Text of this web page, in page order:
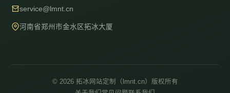
service@lmnt.cn
河南省郑州市金水区拓冰大厦
© 2026 拓冰网站定制（lmnt.cn）版权所有